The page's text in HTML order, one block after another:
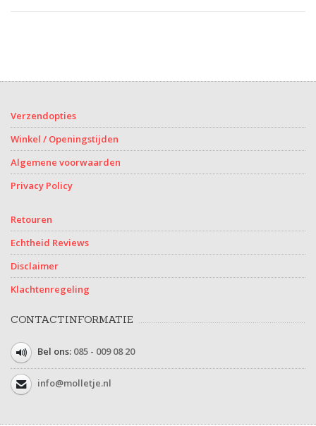
Verzendopties
Winkel / Openingstijden
Algemene voorwaarden
Privacy Policy
Retouren
Echtheid Reviews
Disclaimer
Klachtenregeling
CONTACTINFORMATIE
Bel ons: 085 - 009 08 20
info@molletje.nl